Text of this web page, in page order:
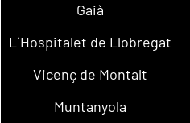
Gaià
L´Hospitalet de Llobregat
Vicenç de Montalt
Muntanyola